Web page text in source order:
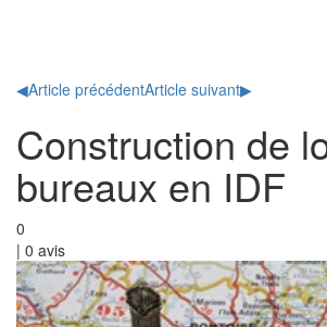
◀Article précédentArticle suivant▶
Construction de
bureaux en IDF
0
| 0 avis